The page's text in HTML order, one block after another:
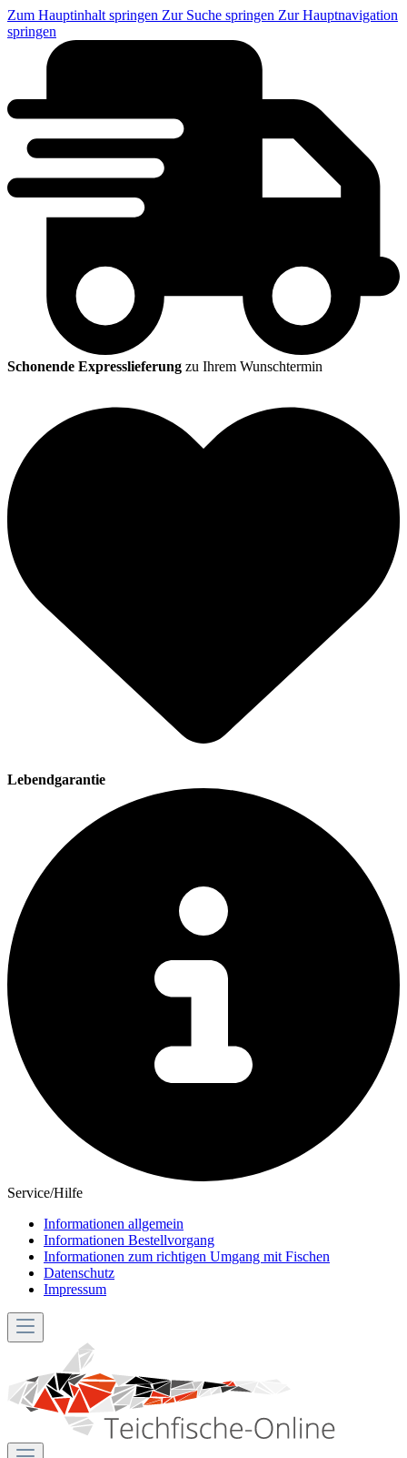
Zum Hauptinhalt springen Zur Suche springen Zur Hauptnavigation
springen
Schonende Expresslieferung zu Ihrem Wunschtermin
Lebendgarantie
Service/Hilfe
Informationen allgemein
Informationen Bestellvorgang
Informationen zum richtigen Umgang mit Fischen
Datenschutz
Impressum